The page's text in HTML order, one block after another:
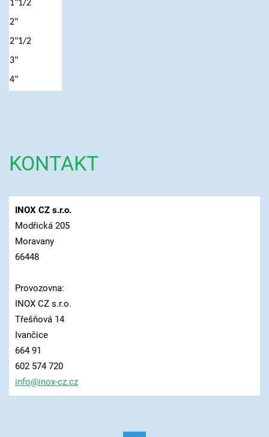
1"1/2
2"
2"1/2
3"
4"
KONTAKT
INOX CZ s.r.o.
Modřická 205
Moravany
66448
Provozovna:
INOX CZ s.r.o.
Třešňová 14
Ivančice
664 91
602 574 720
info@inox-cz.cz